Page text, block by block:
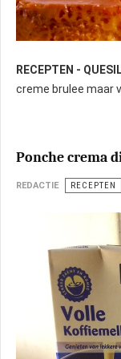
RECEPTEN -
creme brulee maar
Ponche crema
REDACTIE RECEPTEN